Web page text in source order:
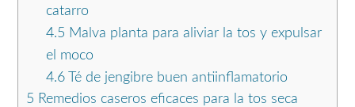
catarro
4.5 Malva planta para aliviar la tos y expulsar
el moco
4.6Té de jengibre buen antiinflamatorio
5 Remedios caseros eficaces para la tos seca